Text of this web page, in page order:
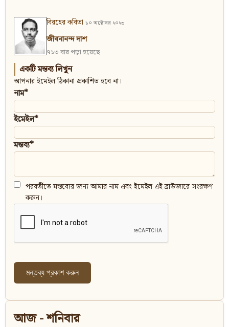
বিরহের কবিতা ১০ অক্টোবর ২০২৩
জীবনানন্দ দাশ
৭১৩ বার পড়া হয়েছে
একটি মন্তব্য লিখুন
আপনার ইমেইল ঠিকানা প্রকাশিত হবে না।
নাম*
ইমেইল*
মন্তব্য*
পরবর্তীতে মন্তব্যের জন্য আমার নাম এবং ইমেইল এই ব্রাউজারে সংরক্ষণ
করুন।
আজ - শনিবার